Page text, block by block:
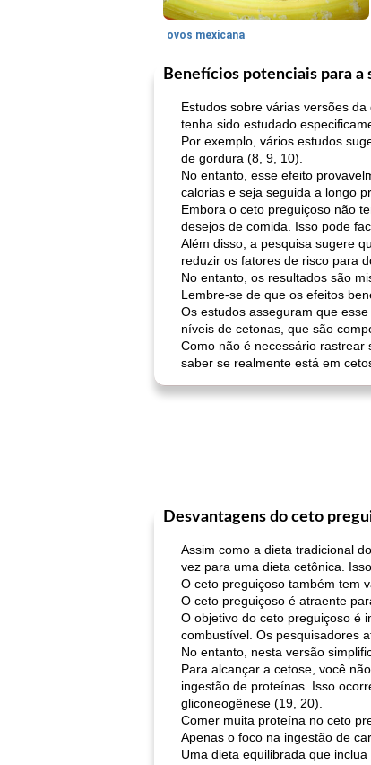
ovos mexicana
Benefícios potenciais para
Estudos sobre várias versões
tenha sido estudado
Por exemplo, vários estudos
de gordura (8, 9, 10).
No entanto, esse efeito
calorias e seja seguida a longo
Embora o ceto preguiçoso não
desejos de comida. Isso pode
Além disso, a pesquisa sugere
reduzir os fatores de risco para
No entanto, os resultados são
Lembre-se de que os efeitos
Os estudos asseguram que
níveis de cetonas, que são
Como não é necessário
saber se realmente está em
Desvantagens do ceto
Assim como a dieta tradicional
vez para uma dieta cetônica.
O ceto preguiçoso também tem
O ceto preguiçoso é atraente
O objetivo do ceto preguiçoso é
combustível. Os pesquisadores
No entanto, nesta versão
Para alcançar a cetose, você
ingestão de proteínas. Isso
gliconeogênese (19, 20).
Comer muita proteína no ceto
Apenas o foco na ingestão de
Uma dieta equilibrada que